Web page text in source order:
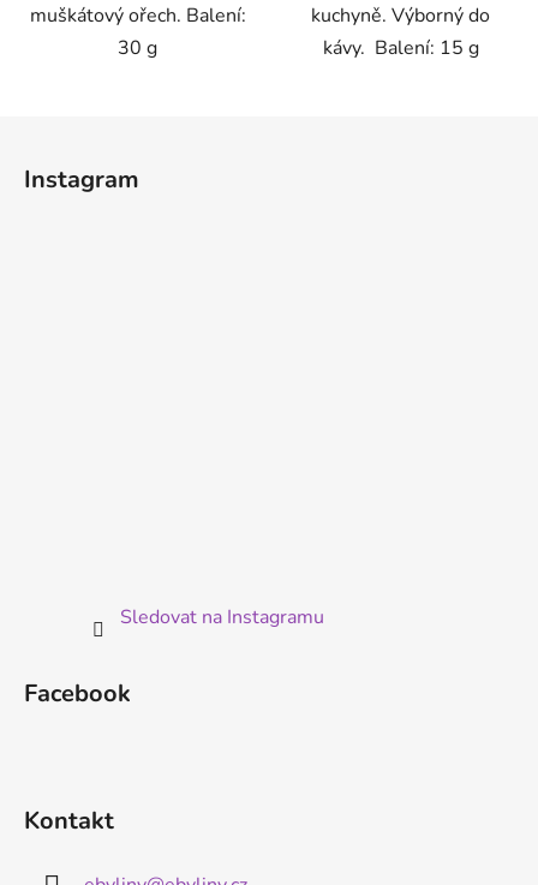
muškátový ořech. Balení:
30 g
kuchyně. Výborný do
kávy. Balení: 15 g
Instagram
Sledovat na Instagramu
Facebook
Kontakt